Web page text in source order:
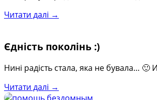
Читати далі →
Єдність поколінь :)
Нині радість стала, яка не бувала…
Читати далі →